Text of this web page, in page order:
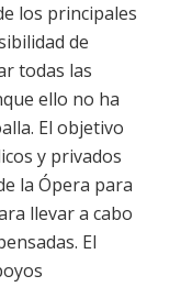
los principales
de
todas las
ello no ha
El objetivo
y privados
la Ópera para
llevar a cabo
El